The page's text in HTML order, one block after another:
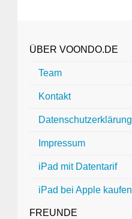
ÜBER VOONDO.DE
Team
Kontakt
Datenschutzerklärung
Impressum
iPad mit Datentarif
iPad bei Apple kaufen
FREUNDE